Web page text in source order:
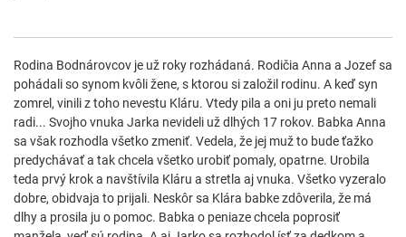
Rodina Bodnárovcov je už roky rozhádaná. Rodičia Anna a Jozef sa
pohádali so synom kvôli žene, s ktorou si založil rodinu. A keď syn
zomrel, vinili z toho nevestu Kláru. Vtedy pila a oni ju preto nemali
radi... Svojho vnuka Jarka nevideli už dlhých 17 rokov. Babka Anna
sa však rozhodla všetko zmeniť. Vedela, že jej muž to bude ťažko
predychávať a tak chcela všetko urobiť pomaly, opatrne. Urobila
teda prvý krok a navštívila Kláru a stretla aj vnuka. Všetko vyzeralo
dobre, obidvaja to prijali. Neskôr sa Klára babke zdôverila, že má
dlhy a prosila ju o pomoc. Babka o peniaze chcela poprosiť